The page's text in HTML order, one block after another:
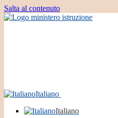
Salta al contenuto
Italiano
Italiano